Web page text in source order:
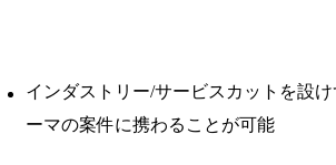
インダストリー/サービスカットを設
ーマの案件に携わることが可能